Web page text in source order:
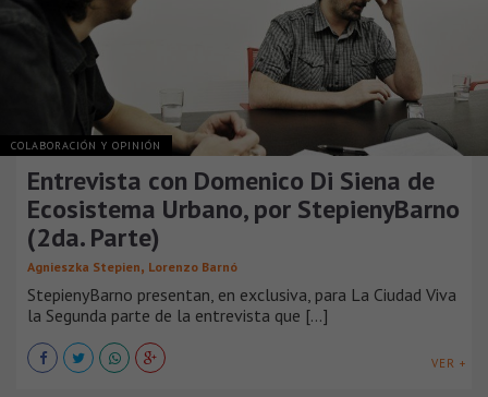
COLABORACIÓN Y OPINIÓN
Entrevista con Domenico Di Siena de
Ecosistema Urbano, por StepienyBarno
(2da. Parte)
Agnieszka Stepien, Lorenzo Barnó
StepienyBarno presentan, en exclusiva, para La Ciudad Viva
la Segunda parte de la entrevista que [...]
VER +